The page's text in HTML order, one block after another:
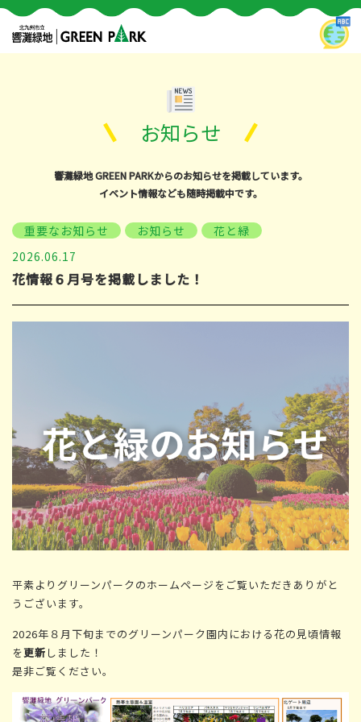
お知らせ
響灘緑地 GREEN PARKからのお知らせを掲載しています。
イベント情報なども随時掲載中です。
重要なお知らせ お知らせ
花と緑
2026.06.17
花情報６月号を掲載しました！
平素よりグリーンパークのホームページをご覧いただきありがと
うございます。
2026年８月下旬までのグリーンパーク園内における花の見頃情報
を更新 しました！
是非ご覧ください。